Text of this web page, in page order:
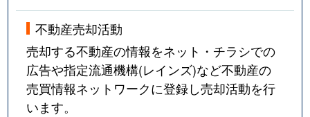
不動産売却活動
売却する不動産の情報をネット・チラシでの
広告や指定流通機構(レインズ)など不動産の
売買情報ネットワークに登録し売却活動を行
います。